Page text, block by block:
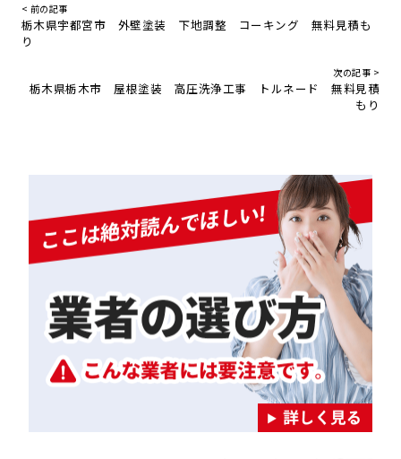
< 前の記事
栃木県宇都宮市 外壁塗装 下地調整 コーキング 無料見積も
り
次の記事 >
栃木県栃木市 屋根塗装 高圧洗浄工事 トルネード 無料見積
もり